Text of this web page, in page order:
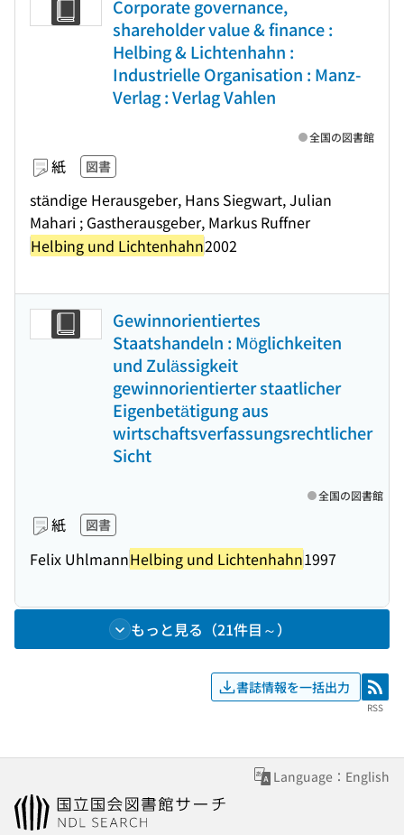
Corporate governance,
shareholder value & finance :
Helbing & Lichtenhahn :
Industrielle Organisation : Manz-
Verlag : Verlag Vahlen
紙 図書
ständige Herausgeber, Hans Siegwart, Julian
Mahari ; Gastherausgeber, Markus Ruffner
Helbing und Lichtenhahn2002
全国の図書館
Gewinnorientiertes
Staatshandeln : Möglichkeiten
und Zulässigkeit
gewinnorientierter staatlicher
Eigenbetätigung aus
wirtschaftsverfassungsrechtlicher
Sicht
紙 図書
Felix UhlmannHelbing und Lichtenhahn1997
全国の図書館
もっと見る（21件目～）
書誌情報を一括出力 RSS
RSS
Language：English